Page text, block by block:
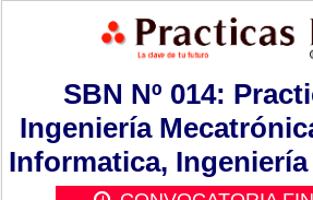
SBN Nº 014:
Ingeniería
Informatica,